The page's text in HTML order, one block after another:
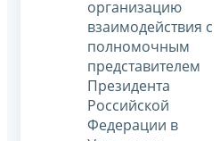
организацию
взаимодействия с
полномочным
представителем
Президента
Российской
Федерации в